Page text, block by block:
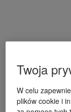
Twoja
W celu
plików cookie i